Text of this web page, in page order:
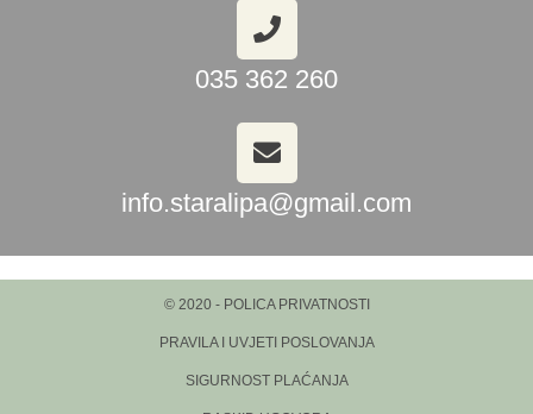
035 362 260
info.staralipa@gmail.com
© 2020 - POLICA PRIVATNOSTI
PRAVILA I UVJETI POSLOVANJA
SIGURNOST PLAĆANJA